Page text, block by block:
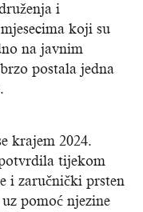
i
koji su
na javnim
postala jedna
krajem 2024.
tijekom
i zaručnički prsten
pomoć njezine